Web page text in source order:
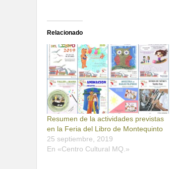
Relacionado
Resumen de la actividades previstas
en la Feria del Libro de Montequinto
25 septiembre, 2019
En «Centro Cultural MQ.»